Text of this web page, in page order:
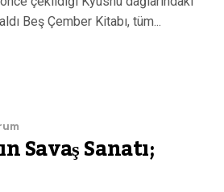
Beş Çember Kitabı, tüm...
Savaş Sanatı;